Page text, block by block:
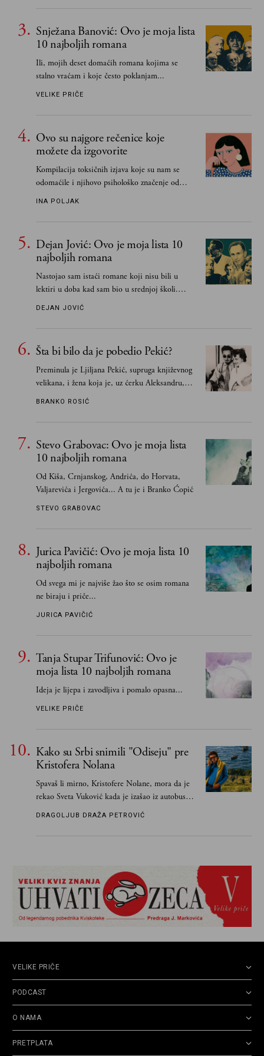
Snježana Banović: Ovo je moja lista
10 najboljih romana
Ili, mojih deset domaćih romana kojima se
stalno vraćam i koje često poklanjam...
VELIKE PRIČE
Ovo su najgore rečenice koje
možete da izgovorite
Kompilacija toksičnih izjava koje su nam se
odomaćile i njihovo psihološko značenje od
INA POLJAK
Dejan Jović: Ovo je moja lista 10
najboljih romana
Nastojao sam istaći romane koji nisu bili u
lektiri u doba kad sam bio u srednjoj školi.
Smatrao sam da su "klasici" već dovoljno
DEJAN JOVIĆ
Šta bi bilo da je pobedio Pekić?
Preminula je Ljiljana Pekić, supruga književnog
velikana, i žena koja je, uz ćerku Aleksandru,
vodila računa o zaostavštini pisca. Ovu priču o
poznavale
BRANKO ROSIĆ
Stevo Grabovac: Ovo je moja lista
10 najboljih romana
Od Kiša, Crnjanskog, Andrića, do Horvata,
Valjarevića i Jergovića... A tu je i Branko Ćopić
STEVO GRABOVAC
Jurica Pavičić: Ovo je moja lista 10
najboljih romana
Od svega mi je najviše žao što se osim romana
ne biraju i priče...
JURICA PAVIČIĆ
Tanja Stupar Trifunović: Ovo je
moja lista 10 najboljih romana
Ideja je lijepa i zavodljiva i pomalo opasna...
VELIKE PRIČE
Kako su Srbi snimili "Odiseju" pre
Kristofera Nolana
Spavaš li mirno, Kristofere Nolane, mora da je
rekao Sveta Vuković kada je izašao iz autobusa i
čim je stigao kući pozvao Vojkana
DRAGOLJUB DRAŽA PETROVIĆ
VELIKE PRIČE
PODCAST
O NAMA
PRETPLATA